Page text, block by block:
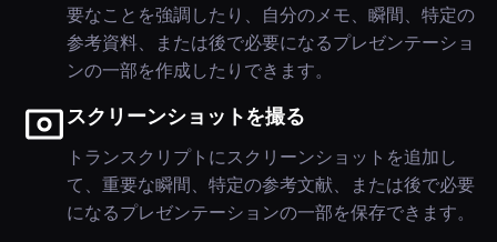
要なことを強調したり、自分のメモ、瞬間、特定の
参考資料、または後で必要になるプレゼンテーショ
ンの一部を作成したりできます。
スクリーンショットを撮る
トランスクリプトにスクリーンショットを追加し
て、重要な瞬間、特定の参考文献、または後で必要
になるプレゼンテーションの一部を保存できます。